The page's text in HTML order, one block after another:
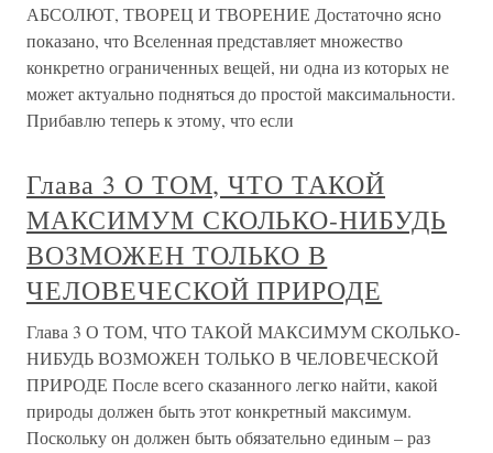
АБСОЛЮТ, ТВОРЕЦ И ТВОРЕНИЕ Достаточно ясно
показано, что Вселенная представляет множество
конкретно ограниченных вещей, ни одна из которых не
может актуально подняться до простой максимальности.
Прибавлю теперь к этому, что если
Глава 3 О ТОМ, ЧТО ТАКОЙ
МАКСИМУМ СКОЛЬКО-НИБУДЬ
ВОЗМОЖЕН ТОЛЬКО В
ЧЕЛОВЕЧЕСКОЙ ПРИРОДЕ
Глава 3 О ТОМ, ЧТО ТАКОЙ МАКСИМУМ СКОЛЬКО-
НИБУДЬ ВОЗМОЖЕН ТОЛЬКО В ЧЕЛОВЕЧЕСКОЙ
ПРИРОДЕ После всего сказанного легко найти, какой
природы должен быть этот конкретный максимум.
Поскольку он должен быть обязательно единым – раз